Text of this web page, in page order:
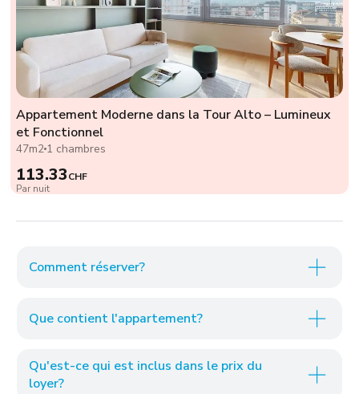
Appartement Moderne dans la Tour Alto – Lumineux
et Fonctionnel
47m2 1 chambres
113.33CHF
Par nuit
Comment réserver?
Que contient l'appartement?
Qu'est-ce qui est inclus dans le prix du
loyer?